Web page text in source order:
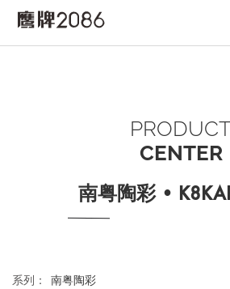
CENTER
南粤陶彩 •
系列： 南粤陶彩